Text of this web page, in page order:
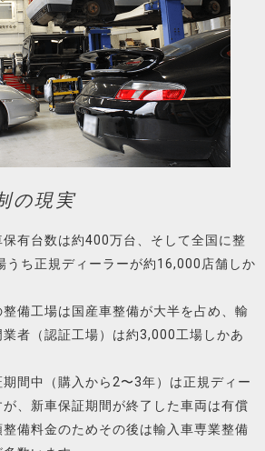
の現実
有台数は約400万台、そして全国に整
うち正規ディーラーが約16,000店舗しか
備工場は国産車整備が大半を占め、輸
業者（認証工場）は約3,000工場しかあ
間中（購入から2〜3年）は正規ディー
、新車保証期間が終了した車両は有償
備料金のためその後は輸入車専業整備